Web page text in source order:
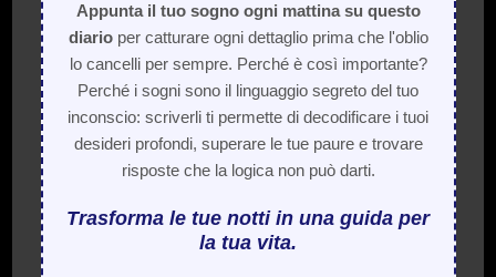
Appunta il tuo sogno ogni mattina su questo
diarioper catturare ogni dettaglio prima che l'oblio
lo cancelli per sempre. Perché è così importante?
Perché i sogni sono il linguaggio segreto del tuo
inconscio: scriverli ti permette di decodificare i tuoi
desideri profondi, superare le tue paure e trovare
risposte che la logica non può darti.
Trasforma le tue notti in una guida per
la tua vita.